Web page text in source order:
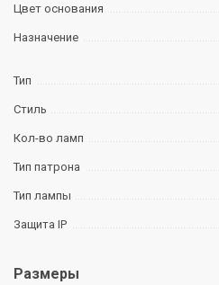
Цвет основания
Назначение
Тип
Стиль
Кол-во ламп
Тип патрона
Тип лампы
Защита IP
Размеры